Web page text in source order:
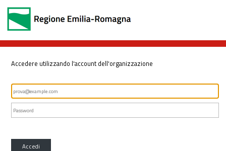
Accedere utilizzando l'account dell'organizzazione
Accedi